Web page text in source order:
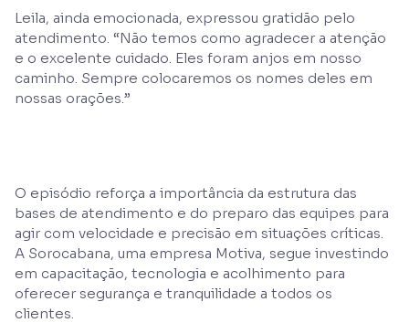
Leila, ainda emocionada, expressou gratidão pelo
atendimento. “Não temos como agradecer a atenção
e o excelente cuidado. Eles foram anjos em nosso
caminho. Sempre colocaremos os nomes deles em
nossas orações.”
O episódio reforça a importância da estrutura das
bases de atendimento e do preparo das equipes para
agir com velocidade e precisão em situações críticas.
A Sorocabana, uma empresa Motiva, segue investindo
em capacitação, tecnologia e acolhimento para
oferecer segurança e tranquilidade a todos os
clientes.